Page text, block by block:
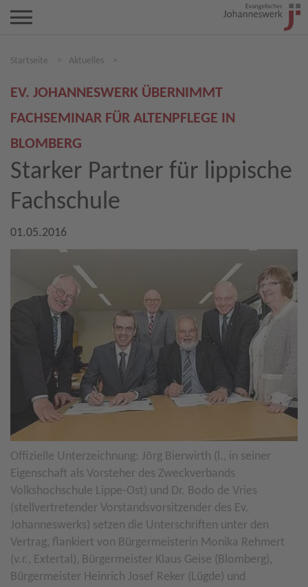
Startseite > Aktuelles >
EV. JOHANNESWERK ÜBERNIMMT
FACHSEMINAR FÜR ALTENPFLEGE IN
BLOMBERG
Starker Partner für lippische
Fachschule
01.05.2016
Offizielle Unterzeichnung: Jörg Bierwirth (l., in seiner
Eigenschaft als Vorsteher des Zweckverbands
Volkshochschule Lippe-Ost) und Dr. Bodo de Vries
(stellvertretender Vorstandsvorsitzender des Ev.
Johanneswerks) setzen die Unterschriften unter den
Vertrag, flankiert von Bürgermeisterin Monika Rehmert
(v.r., Extertal), Bürgermeister Klaus Geise (Blomberg),
Bürgermeister Heinrich Josef Reker (Lügde) und